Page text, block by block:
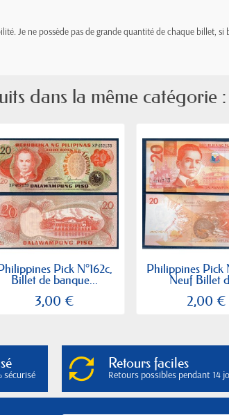
Je ne possède pas de grande quantité de chaque billet,
dans la même catégorie :
Pick N°162c,
Billet de banque...
3,00 €
Philippines Pick
Neuf Billet
2,00 €
sécurisé
Retours faciles
Retours possibles pendant 14